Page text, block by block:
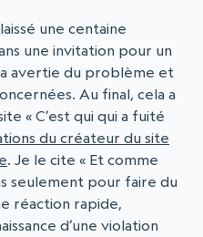
une centaine
une invitation pour un
avertie du problème et
Au final, cela a
« C’est qui qui a fuité
du créateur du site
. Je le cite « Et comme
seulement pour faire du
réaction rapide,
d’une violation